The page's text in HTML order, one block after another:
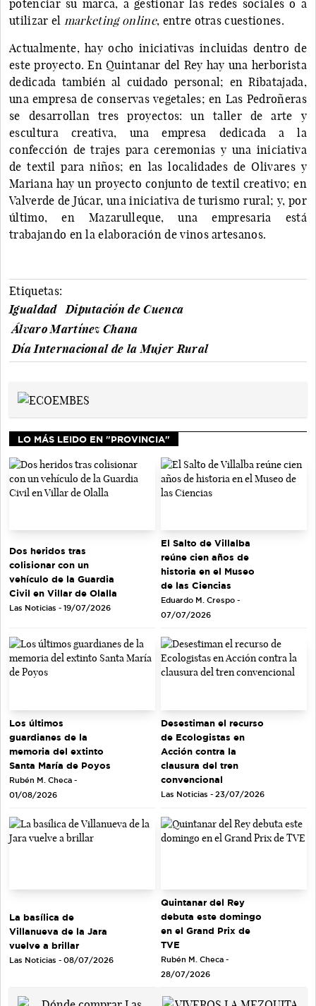
potenciar su marca, a gestionar las redes sociales o a
utilizar el marketing online, entre otras cuestiones.
Actualmente, hay ocho iniciativas incluidas dentro de
este proyecto. En Quintanar del Rey hay una herborista
dedicada también al cuidado personal; en Ribatajada,
una empresa de conservas vegetales; en Las Pedroñeras
se desarrollan tres proyectos: un taller de arte y
escultura creativa, una empresa dedicada a la
confección de trajes para ceremonias y una iniciativa
de textil para niños; en las localidades de Olivares y
Mariana hay un proyecto conjunto de textil creativo; en
Valverde de Júcar, una iniciativa de turismo rural; y, por
último, en Mazarulleque, una empresaria está
trabajando en la elaboración de vinos artesanos.
Etiquetas:
Igualdad
Diputación de Cuenca
Álvaro Martínez Chana
Día Internacional de la Mujer Rural
LO MÁS LEIDO EN "PROVINCIA"
Dos heridos tras
colisionar con un
vehículo de la Guardia
Civil en Villar de Olalla
Las Noticias - 19/07/2026
El Salto de Villalba
reúne cien años de
historia en el Museo
de las Ciencias
Eduardo M. Crespo -
07/07/2026
Los últimos
guardianes de la
memoria del extinto
Santa María de Poyos
Rubén M. Checa -
01/08/2026
Desestiman el recurso
de Ecologistas en
Acción contra la
clausura del tren
convencional
Las Noticias - 23/07/2026
La basílica de
Villanueva de la Jara
vuelve a brillar
Las Noticias - 08/07/2026
Quintanar del Rey
debuta este domingo
en el Grand Prix de
TVE
Rubén M. Checa -
28/07/2026